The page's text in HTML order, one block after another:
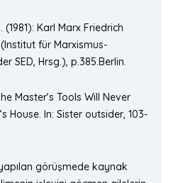
(1981): Karl Marx Friedrich
für Marxismus-
SED, Hrsg.), p.385.Berlin.
Master‘s Tools Will Never
House. In: Sister outsider, 103-
görüşmede kaynak